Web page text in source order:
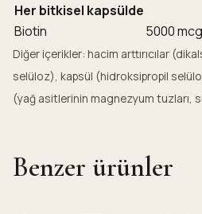
Her bitkisel kapsülde
Biotin
5000 mcg
Diğer içerikler: hacim arttırıcılar
selüloz), kapsül (hidroksipropil
(yağ asitlerinin magnezyum tuzları,
Benzer ürünler